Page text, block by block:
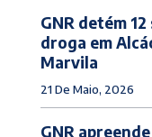
GNR detém
droga em
Marvila
21 De Maio, 2026
GNR